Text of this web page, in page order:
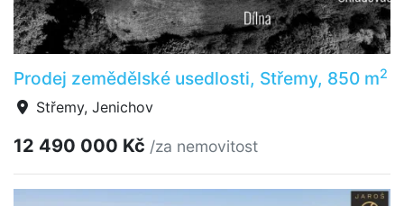
Prodej zemědělské usedlosti, Střemy, 850 m2
Střemy, Jenichov
12 490 000 Kč /za nemovitost